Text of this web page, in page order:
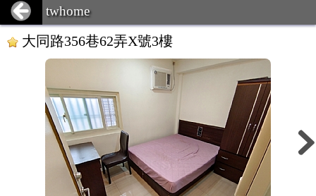
twhome
大同路356巷62弄X號3樓